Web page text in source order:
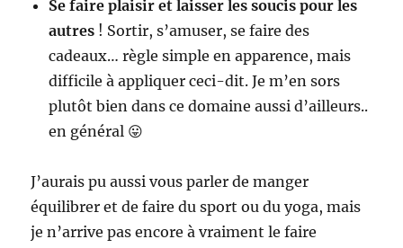
Se faire plaisir et laisser les soucis pour les
autres ! Sortir, s’amuser, se faire des
cadeaux… règle simple en apparence, mais
difficile à appliquer ceci-dit. Je m’en sors
plutôt bien dans ce domaine aussi d’ailleurs..
en général 😛
J’aurais pu aussi vous parler de manger
équilibrer et de faire du sport ou du yoga, mais
je n’arrive pas encore à vraiment le faire